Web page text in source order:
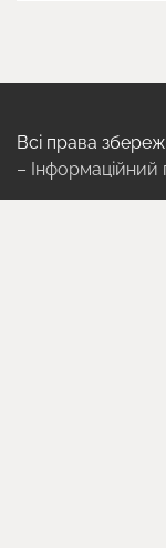
Всі права
– Інформаційний